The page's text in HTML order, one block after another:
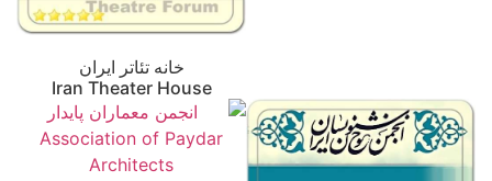
خانه تئاتر ایران
Iran Theater House